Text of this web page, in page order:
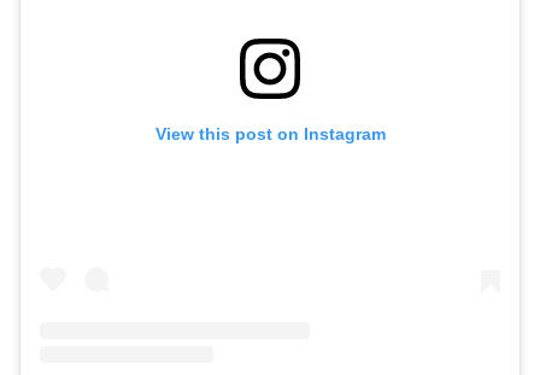
View this post on Instagram